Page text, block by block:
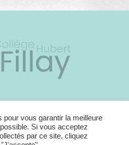
– 41 250 Bracieux
:02 54 46 41 32
orleans-tours.fr
pour vous garantir la meilleure
Si vous acceptez
par ce site, cliquez